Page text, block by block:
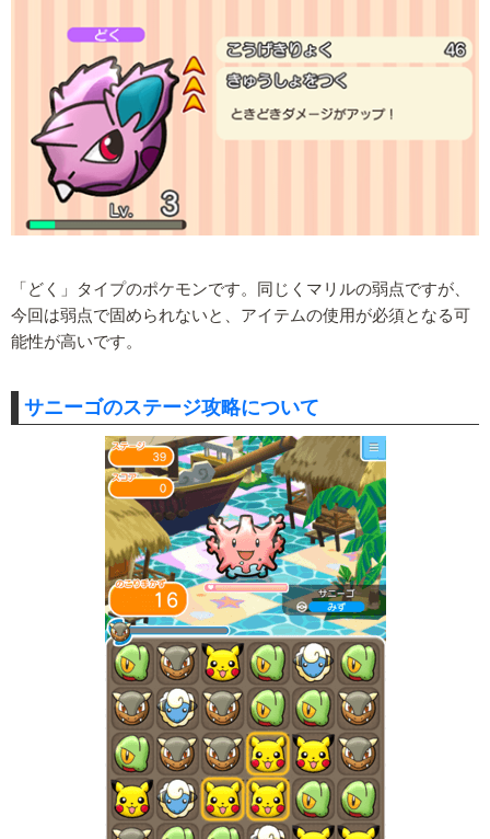
「どく」タイプのポケモンです。同じくマリルの弱点ですが、
今回は弱点で固められないと、アイテムの使用が必須となる可
能性が高いです。
サニーゴのステージ攻略について